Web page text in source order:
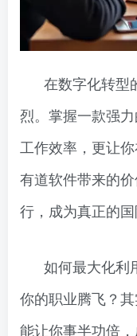
在数字化转型
烈。掌握一款强
工作效率，更让
有道软件带来的
行，成为真正的国
如何最大化利
你的职业腾飞？
能让你事半功倍，